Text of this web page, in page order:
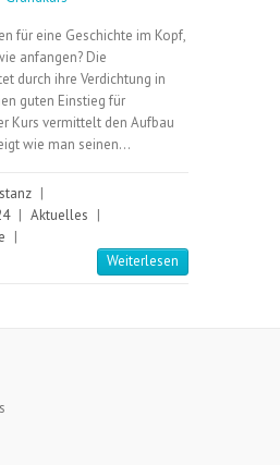
für eine Geschichte im Kopf,
anfangen? Die
durch ihre Verdichtung in
guten Einstieg für
Kurs vermittelt den Aufbau
wie man seinen…
|
| Aktuelles |
|
Weiterlesen